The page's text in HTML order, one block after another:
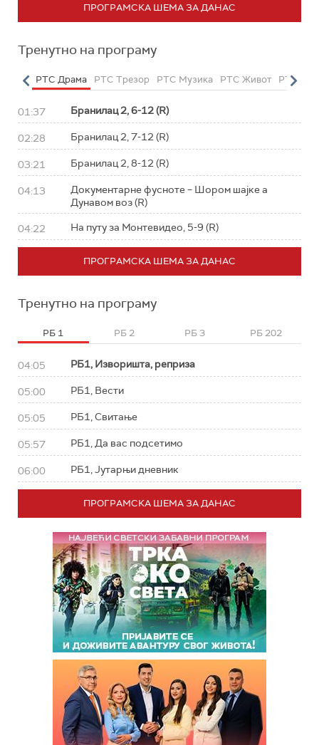
ПРОГРАМСКА ШЕМА ЗА ДАНАС
Тренутно на програму
РТС Драма РТС Трезор РТС Музика РТС Живот РТС
01:37 Бранилац 2, 6-12 (R)
02:28 Бранилац 2, 7-12 (R)
03:21 Бранилац 2, 8-12 (R)
04:13
Документарне фусноте – Шором шајке а
Дунавом воз (R)
04:22 На путу за Монтевидео, 5-9 (R)
ПРОГРАМСКА ШЕМА ЗА ДАНАС
Тренутно на програму
РБ 1 РБ 2 РБ 3 РБ 202
04:05 РБ1, Изворишта, реприза
05:00 РБ1, Вести
05:05 РБ1, Свитање
05:57 РБ1, Да вас подсетимо
06:00 РБ1, Јутарњи дневник
ПРОГРАМСКА ШЕМА ЗА ДАНАС